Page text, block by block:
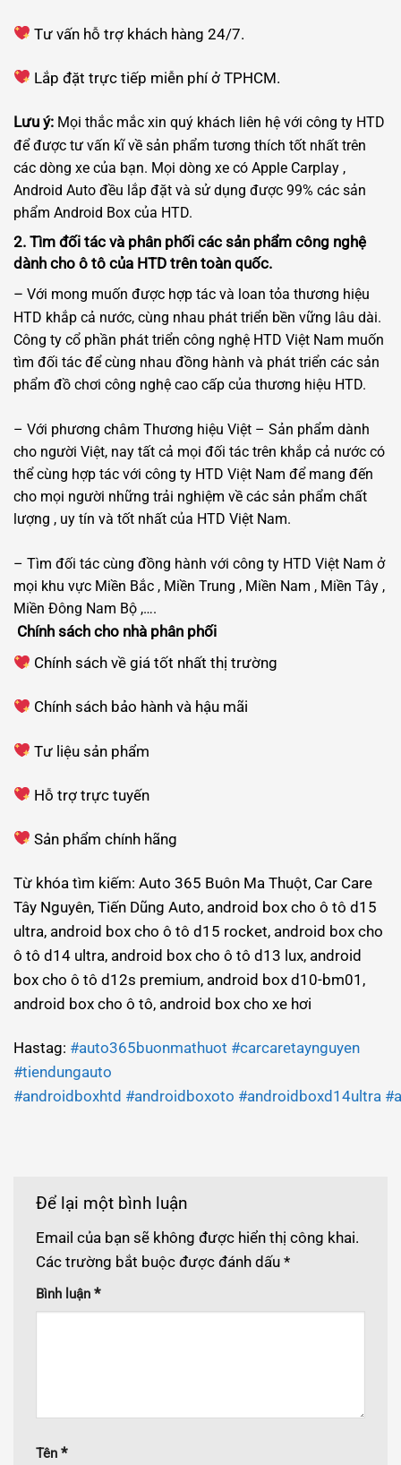
Tư vấn hỗ trợ khách hàng 24/7.
Lắp đặt trực tiếp miễn phí ở TPHCM.
Lưu ý: Mọi thắc mắc xin quý khách liên hệ với công ty HTD
để được tư vấn kĩ về sản phẩm tương thích tốt nhất trên
các dòng xe của bạn. Mọi dòng xe có Apple Carplay ,
Android Auto đều lắp đặt và sử dụng được 99% các sản
phẩm Android Box của HTD.
2. Tìm đối tác và phân phối các sản phẩm công nghệ
dành cho ô tô của HTD trên toàn quốc.
– Với mong muốn được hợp tác và loan tỏa thương hiệu
HTD khắp cả nước, cùng nhau phát triển bền vững lâu dài.
Công ty cổ phần phát triển công nghệ HTD Việt Nam muốn
tìm đối tác để cùng nhau đồng hành và phát triển các sản
phẩm đồ chơi công nghệ cao cấp của thương hiệu HTD.
– Với phương châm Thương hiệu Việt – Sản phẩm dành
cho người Việt, nay tất cả mọi đối tác trên khắp cả nước có
thể cùng hợp tác với công ty HTD Việt Nam để mang đến
cho mọi người những trải nghiệm về các sản phẩm chất
lượng , uy tín và tốt nhất của HTD Việt Nam.
– Tìm đối tác cùng đồng hành với công ty HTD Việt Nam ở
mọi khu vực Miền Bắc , Miền Trung , Miền Nam , Miền Tây ,
Miền Đông Nam Bộ ,….
Chính sách cho nhà phân phối
Chính sách về giá tốt nhất thị trường
Chính sách bảo hành và hậu mãi
Tư liệu sản phẩm
Hỗ trợ trực tuyến
Sản phẩm chính hãng
Từ khóa tìm kiếm: Auto 365 Buôn Ma Thuột, Car Care
Tây Nguyên, Tiến Dũng Auto, android box cho ô tô d15
ultra, android box cho ô tô d15 rocket, android box cho
ô tô d14 ultra, android box cho ô tô d13 lux, android
box cho ô tô d12s premium, android box d10-bm01,
android box cho ô tô, android box cho xe hơi
Hastag: #auto365buonmathuot #carcaretaynguyen
#tiendungauto
#androidboxhtd #androidboxoto #androidboxd14ultra
Để lại một bình luận
Email của bạn sẽ không được hiển thị công khai.
Các trường bắt buộc được đánh dấu *
Bình luận *
Tên *